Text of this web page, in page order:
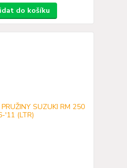
do košíku